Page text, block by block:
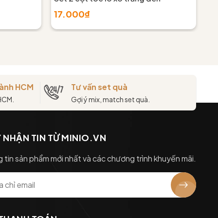
17.000₫
HCM Tư vấn set quà
Gợi ý mix, match set quà.
NHẬN TIN TỪ MINIO.VN
tin sản phẩm mới nhất và các chương trình khuyến mãi.